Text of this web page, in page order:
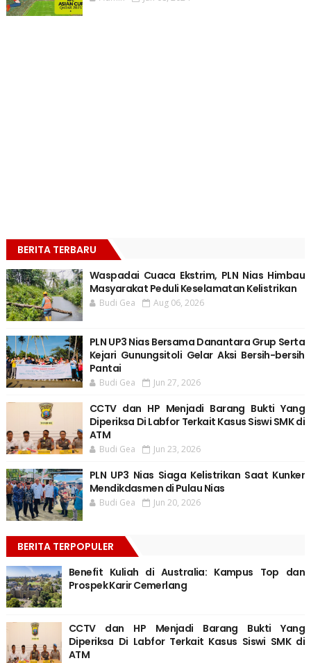
BERITA TERBARU
Waspadai Cuaca Ekstrim, PLN Nias Himbau
Masyarakat Peduli Keselamatan Kelistrikan
Budi Gea Aug 06, 2026
PLN UP3 Nias Bersama Danantara Grup Serta
Kejari Gunungsitoli Gelar Aksi Bersih-bersih
Pantai
Budi Gea Jun 27, 2026
CCTV dan HP Menjadi Barang Bukti Yang
Diperiksa Di Labfor Terkait Kasus Siswi SMK di
ATM
Budi Gea Jun 23, 2026
PLN UP3 Nias Siaga Kelistrikan Saat Kunker
Mendikdasmen di Pulau Nias
Budi Gea Jun 20, 2026
BERITA TERPOPULER
Benefit Kuliah di Australia: Kampus Top dan
Prospek Karir Cemerlang
CCTV dan HP Menjadi Barang Bukti Yang
Diperiksa Di Labfor Terkait Kasus Siswi SMK di
ATM